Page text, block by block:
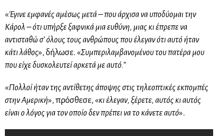
«Έγινε εμφανές αμέσως μετά – που άρχισα να υποδύομαι την
Κάρολ – ότι υπήρξε ξαφνικά μια ευθύνη, μιας κι έπρεπε να
αντισταθώ σ’ όλους τους ανθρώπους που έλεγαν ότι αυτό ήταν
κάτι λάθος», δήλωσε. «Συμπεριλαμβανομένου του πατέρα μου
που είχε δυσκολευτεί αρκετά με αυτό.”
«Πολλοί ήταν της αντίθετης άποψης στις τηλεοπτικές εκπομπές
στην Αμερική», πρόσθεσε, «κι έλεγαν, ξέρετε, αυτός κι αυτός
είναι ο λόγος για τον οποίο δεν πρέπει να το κάνετε αυτό».